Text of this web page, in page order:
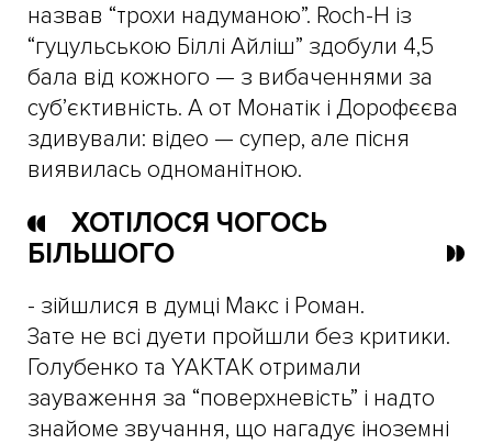
назвав “трохи надуманою”. Roch-H із
“гуцульською Біллі Айліш” здобули 4,5
бала від кожного — з вибаченнями за
суб’єктивність. А от Монатік і Дорофєєва
здивували: відео — супер, але пісня
виявилась одноманітною.
ХОТІЛОСЯ ЧОГОСЬ
БІЛЬШОГО
- зійшлися в думці Макс і Роман.
Зате не всі дуети пройшли без критики.
Голубенко та YAKTAK отримали
зауваження за “поверхневість” і надто
знайоме звучання, що нагадує іноземні